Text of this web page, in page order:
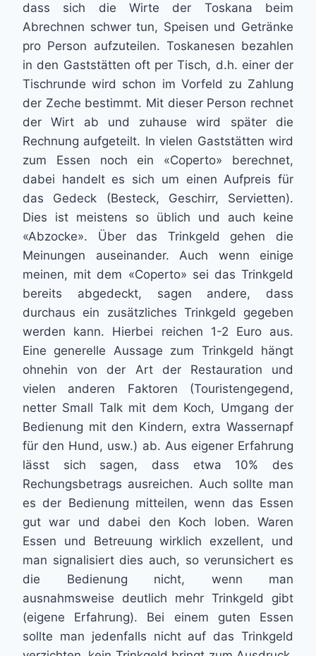
dass sich die Wirte der Toskana beim
Abrechnen schwer tun, Speisen und Getränke
pro Person aufzuteilen. Toskanesen bezahlen
in den Gaststätten oft per Tisch, d.h. einer der
Tischrunde wird schon im Vorfeld zu Zahlung
der Zeche bestimmt. Mit dieser Person rechnet
der Wirt ab und zuhause wird später die
Rechnung aufgeteilt. In vielen Gaststätten wird
zum Essen noch ein «Coperto» berechnet,
dabei handelt es sich um einen Aufpreis für
das Gedeck (Besteck, Geschirr, Servietten).
Dies ist meistens so üblich und auch keine
«Abzocke». Über das Trinkgeld gehen die
Meinungen auseinander. Auch wenn einige
meinen, mit dem «Coperto» sei das Trinkgeld
bereits abgedeckt, sagen andere, dass
durchaus ein zusätzliches Trinkgeld gegeben
werden kann. Hierbei reichen 1-2 Euro aus.
Eine generelle Aussage zum Trinkgeld hängt
ohnehin von der Art der Restauration und
vielen anderen Faktoren (Touristengegend,
netter Small Talk mit dem Koch, Umgang der
Bedienung mit den Kindern, extra Wassernapf
für den Hund, usw.) ab. Aus eigener Erfahrung
lässt sich sagen, dass etwa 10% des
Rechungsbetrags ausreichen. Auch sollte man
es der Bedienung mitteilen, wenn das Essen
gut war und dabei den Koch loben. Waren
Essen und Betreuung wirklich exzellent, und
man signalisiert dies auch, so verunsichert es
die Bedienung nicht, wenn man
ausnahmsweise deutlich mehr Trinkgeld gibt
(eigene Erfahrung). Bei einem guten Essen
sollte man jedenfalls nicht auf das Trinkgeld